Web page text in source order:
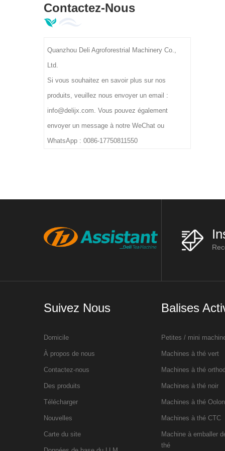
un taux de nettoyage de 90 % à 96 %.
Les modèles à rouleaux 3/5/8 prennent
kg/h, une tension industrielle de 380 V,
primaire du thé.
Contactez-Nous
Quanzhou Deli Agroforestrial Machinery Co.,
Ltd.
Si vous souhaitez en savoir plus sur nos
produits, veuillez nous envoyer un email :
info@delijx.com. Vous pouvez également
envoyer un message à notre WeChat ou
WhatsApp : 0086-17750811550
Suivez Nous
Domicile
À propos de nous
Contactez-nous
Des produits
Télécharger
Nouvelles
Carte du site
Balises
Petites / mini
Machines à thé vert
Machines à thé
Machines à thé noir
Machines à thé
Machines à thé CTC
Machine à emballer
thé